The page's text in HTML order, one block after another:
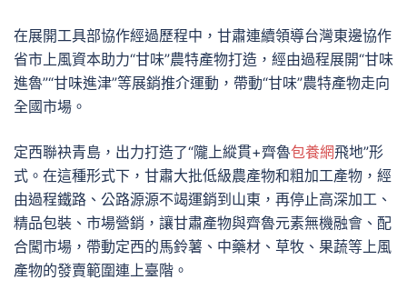
在展開工具部協作經過歷程中，甘肅連續領導台灣東邊協作
省市上風資本助力“甘味”農特產物打造，經由過程展開“甘味
進魯”“甘味進津”等展銷推介運動，帶動“甘味”農特產物走向
全國市場。
定西聯袂青島，出力打造了“隴上縱貫+齊魯包養網飛地”形
式。在這種形式下，甘肅大批低級農產物和粗加工產物，經
由過程鐵路、公路源源不竭運銷到山東，再停止高深加工、
精品包裝、市場營銷，讓甘肅產物與齊魯元素無機融會、配
合闖市場，帶動定西的馬鈴薯、中藥材、草牧、果蔬等上風
產物的發賣範圍連上臺階。